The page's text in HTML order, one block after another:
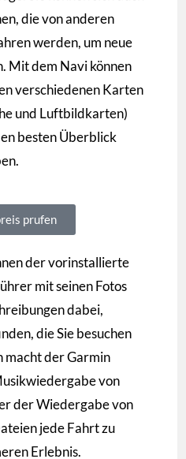
die von anderen
werden, um neue
Mit dem Navi können
verschiedenen Karten
und Luftbildkarten)
besten Überblick
prufen
der vorinstallierte
mit seinen Fotos
dabei,
die Sie besuchen
macht der Garmin
von
der Wiedergabe von
jede Fahrt zu
Erlebnis.